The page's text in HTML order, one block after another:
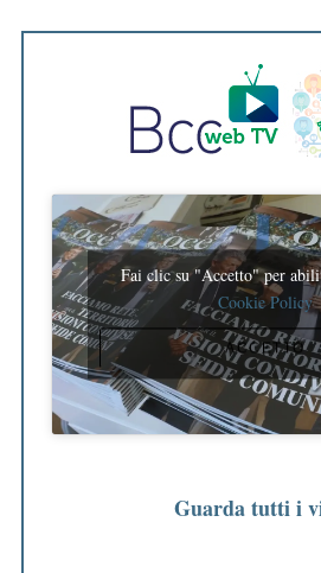
Fai clic su "Accetto" per
Cookie Policy
ACCETTO
Guarda tutti i